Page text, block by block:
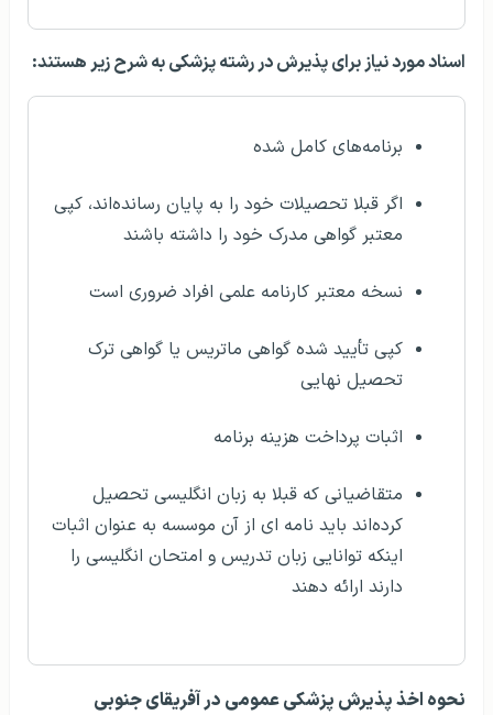
اسناد مورد نیاز برای پذیرش در رشته پزشکی به شرح زیر هستند:
برنامه‌های کامل شده
اگر قبلا تحصیلات خود را به پایان رسانده‌اند، کپی
معتبر گواهی مدرک خود را داشته باشند
نسخه معتبر کارنامه علمی افراد ضروری است
کپی تأیید شده گواهی ماتریس یا گواهی ترک
تحصیل نهایی
اثبات پرداخت هزینه برنامه
متقاضیانی که قبلا به زبان انگلیسی تحصیل
کرده‌اند باید نامه ای از آن موسسه به عنوان اثبات
اینکه توانایی زبان تدریس و امتحان انگلیسی را
دارند ارائه دهند
نحوه اخذ پذیرش پزشکی عمومی در آفریقای جنوبی